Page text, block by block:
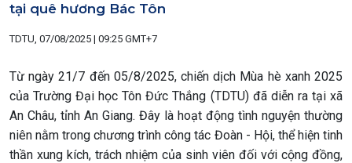
tại quê hương Bác Tôn
TDTU, 07/08/2025 | 09:25 GMT+7
Từ ngày 21/7 đến 05/8/2025, chiến dịch Mùa hè xanh 2025
của Trường Đại học Tôn Đức Thắng (TDTU) đã diễn ra tại xã
An Châu, tỉnh An Giang. Đây là hoạt động tình nguyện thường
niên nằm trong chương trình công tác Đoàn - Hội, thể hiện tinh
thần xung kích, trách nhiệm của sinh viên đối với cộng đồng,